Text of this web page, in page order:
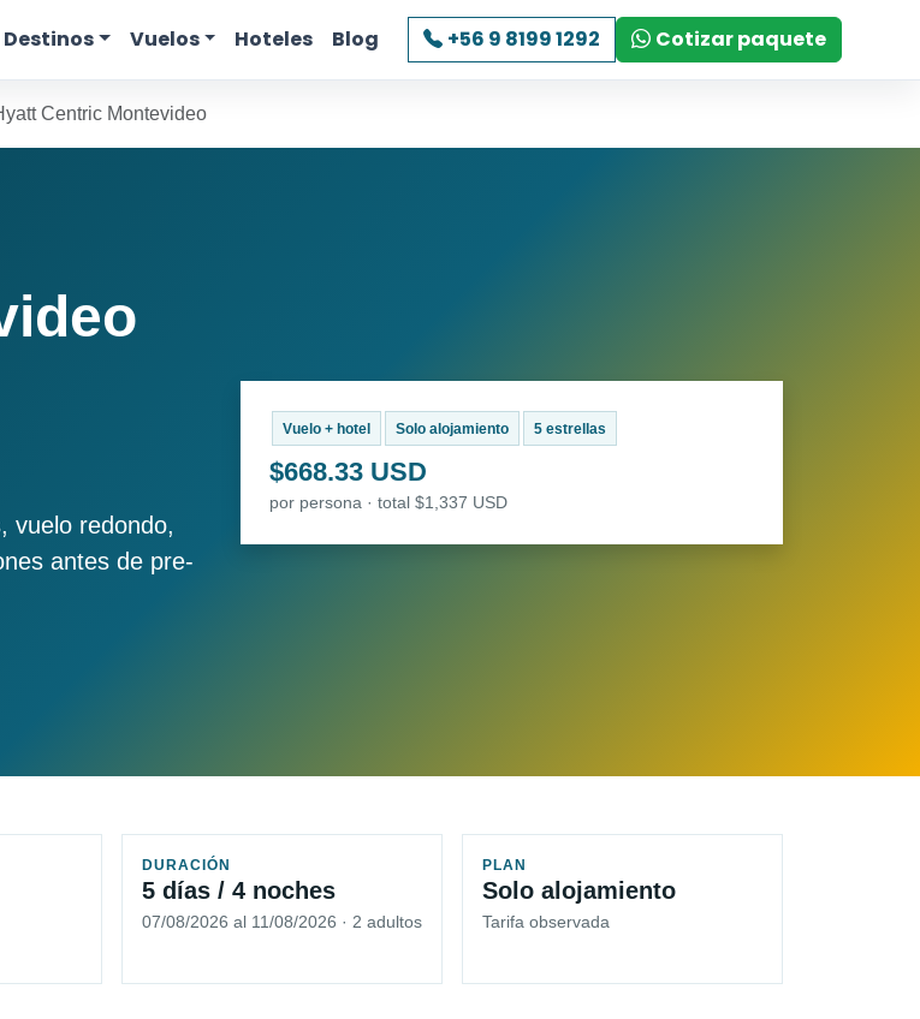
Destinos Vuelos Hoteles Blog +56 9 8199 1292 Cotizar paquete
Centric Montevideo
vuelo redondo,
antes de pre-
Vuelo + hotel Solo alojamiento 5 estrellas
$668.33 USD
por persona · total $1,337 USD
DURACIÓN
5 días / 4 noches
07/08/2026 al 11/08/2026 · 2 adultos
PLAN
Solo alojamiento
Tarifa observada